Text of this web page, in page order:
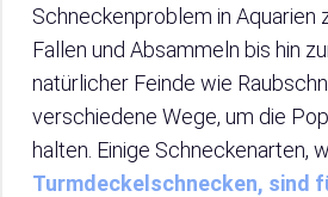
Schneckenproblem in Aquarien
Fallen und Absammeln bis hin
natürlicher Feinde wie
verschiedene Wege, um die
halten. Einige Schneckenarten,
Turmdeckelschnecken, sind